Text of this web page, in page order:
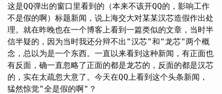
这是QQ弹出的窗口里看到的（本来不该开QQ的，影响工作
不是假的啊）标题新闻，说上海交大对某某汉芯造假作出处
理。就在昨晚也在一个博客上看到一篇类似的文章，当时半
信半疑的，因为当时我还分辩不出"汉芯"和"龙芯"两个概
念，总以为是一个东西。一直以来看到这种新闻，有正面也
有反面，确一直忽略了正面的都是龙芯的，反面的都是汉芯
的，实在太疏忽大意了。今天在QQ上看到这个头条新闻，
猛然惊觉"全是假的啊"？